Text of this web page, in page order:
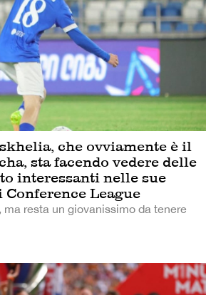
che ovviamente è il
sta facendo vedere delle
interessanti nelle sue
League
ma resta un giovanissimo da tenere